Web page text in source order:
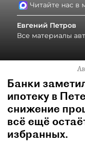
Читайте нас в
Евгений Петров
Все материалы
Банки
ипотеку в
снижение
всё ещё
избранных.